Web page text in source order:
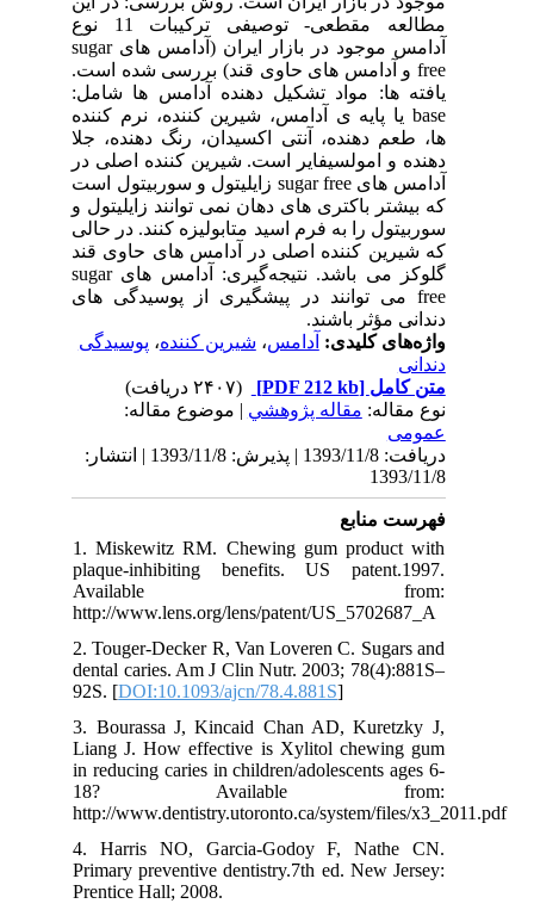
مطالعه مقطعی- توصیفی ترکیبات 11 نوع
آدامس موجود در بازار ایران (آدامس های sugar
free و آدامس های حاوی قند) بررسی شده است.
یافته ها: مواد تشکیل دهنده آدامس ها شامل:
base یا پایه ی آدامس، شیرین کننده، نرم کننده
ها، طعم دهنده، آنتی اکسیدان، رنگ دهنده، جلا
دهنده و امولسیفایر است. شیرین کننده اصلی در
آدامس های sugar free زایلیتول و سوربیتول است
که بیشتر باکتری های دهان نمی توانند زایلیتول و
سوربیتول را به فرم اسید متابولیزه کنند. در حالی
که شیرین کننده اصلی در آدامس های حاوی قند
گلوکز می باشد. نتیجه‌گیری: آدامس های sugar
free می توانند در پیشگیری از پوسیدگی های
دندانی مؤثر باشند.
واژه‌های کلیدی:آدامس،شیرین کننده،پوسیدگی
دندانی
متن کامل[PDF 212 kb]
نوع مقاله:مقاله پژوهشي| موضوع مقاله:
عمومى
دریافت: 1393/11/8 | پذیرش: 1393/11/8 | انتشار:
1393/11/8
فهرست منابع
1. Miskewitz RM. Chewing gum product with
plaque-inhibiting benefits. US patent.1997.
Available from:
http://www.lens.org/lens/patent/US_5702687_A
2. Touger-Decker R, Van Loveren C. Sugars and
dental caries. Am J Clin Nutr. 2003; 78(4):881S–
92S. [DOI:10.1093/ajcn/78.4.881S
3. Bourassa J, Kincaid Chan AD, Kuretzky J,
Liang J. How effective is Xylitol chewing gum
in reducing caries in children/adolescents ages 6-
18? Available from:
http://www.dentistry.utoronto.ca/system/files/x3_2011.pdf
4. Harris NO, Garcia-Godoy F, Nathe CN.
Primary preventive dentistry.7th ed. New Jersey:
Prentice Hall; 2008.